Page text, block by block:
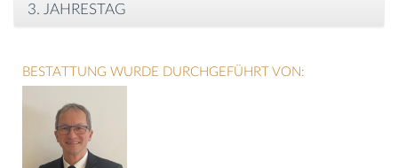
3. JAHRESTAG
BESTATTUNG WURDE DURCHGEFÜHRT VON: